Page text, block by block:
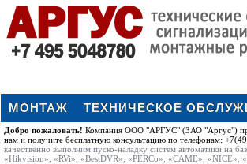
МОНТАЖ ТЕХНИЧЕСКОЕ
Добро пожаловать! Компания ООО "АРГУС" (ЗАО "Аргус")
нам и получите бесплатную консультацию по телефонам:
качественно выполним пуско-наладку систем автоматики
«Hikvision», «RVi», «BestDVR», «PERCo», «CAME», «NICE»,